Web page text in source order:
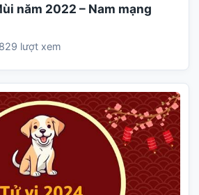
năm 2022 – Nam mạng
829 lượt xem